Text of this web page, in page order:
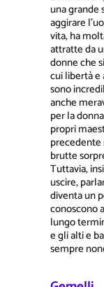
una grande
aggirare
vita, ha
attratte da
donne che
cui libertà e
sono
anche
per la
propri
precedente
brutte
Tuttavia,
uscire,
diventa un
conoscono
lungo
e gli alti e
sempre